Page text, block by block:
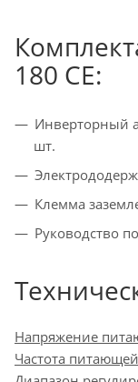
180 CE:
Инверторный
шт.
Клемма
Руководство
Напряжение
Частота